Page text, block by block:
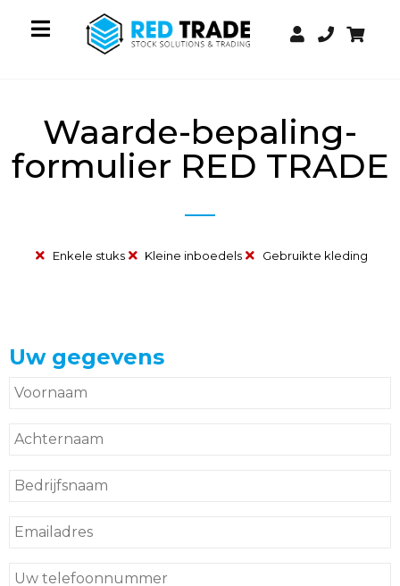
Waarde-bepaling-
formulier RED TRADE
Enkele stuks Kleine inboedels Gebruikte kleding
Uw gegevens